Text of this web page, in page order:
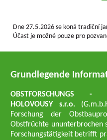
Dne 27.5.2026 se koná tradiční
Účast je možné pouze pro
Grundlegende
OBSTFORSCHUNGS -
HOLOVOUSY s.r.o.
Forschung der
Obstfrüchte ununterbrochen
Forschungstätigkeit betrifft